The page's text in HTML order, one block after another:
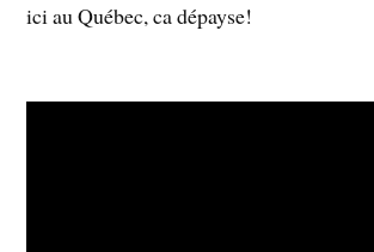
ici au Québec, ca dépayse!